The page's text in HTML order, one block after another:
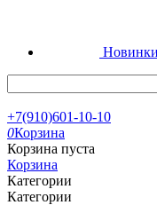
Новинки
+7(910)601-10-10
0Корзина
Корзина пуста
Корзина
Категории
Категории